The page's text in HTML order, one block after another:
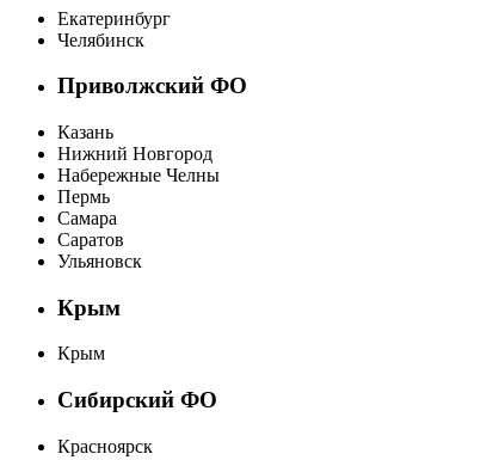
Екатеринбург
Челябинск
Приволжский ФО
Казань
Нижний Новгород
Набережные Челны
Пермь
Самара
Саратов
Ульяновск
Крым
Крым
Сибирский ФО
Красноярск